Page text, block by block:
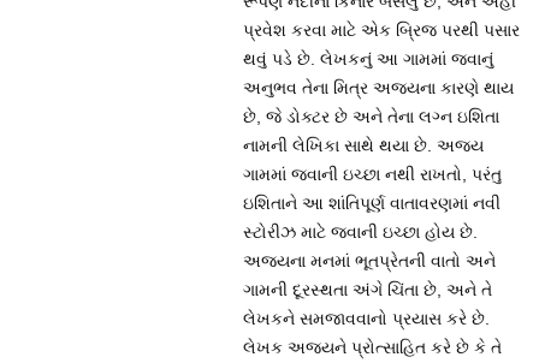
પ્રવેશ કરવા માટે એક બ્રિજ પરથી પસાર
થવું પડે છે. લેખકનું આ ગામમાં જવાનું
અનુભવ તેના મિત્ર અજયના કારણે થાય
છે, જે ડોક્ટર છે અને તેના લગ્ન ઇશિતા
નામની લેખિકા સાથે થયા છે. અજય
ગામમાં જવાની ઇચ્છા નથી રાખતો, પરંતુ
ઇશિતાને આ શાંતિપૂર્ણ વાતાવરણમાં નવી
સ્ટોરીઝ માટે જવાની ઇચ્છા હોય છે.
અજયના મનમાં ભૂતપ્રેતની વાતો અને
ગામની દૂરસ્થતા અંગે ચિંતા છે, અને તે
લેખકને સમજાવવાનો પ્રયાસ કરે છે.
લેખક અજયને પ્રોત્સાહિત કરે છે કે તે